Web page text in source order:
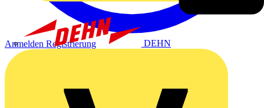
DEHN
Anmelden Registrierung